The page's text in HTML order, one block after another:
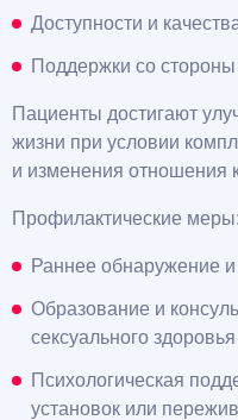
Доступности и
Поддержки со
Пациенты достигают
жизни при условии
и изменения отношения
Профилактические меры:
Раннее обнаружение и
Образование и
сексуального
Психологическая
установок или